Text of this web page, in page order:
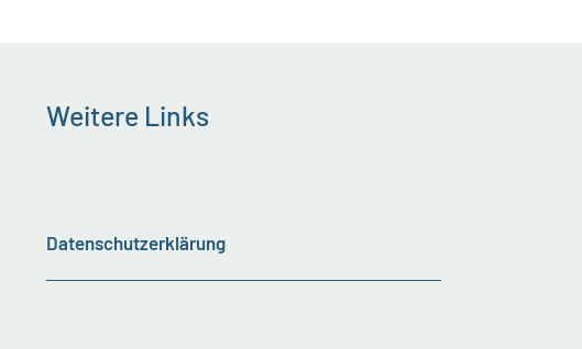
Weitere Links
Datenschutzerklärung